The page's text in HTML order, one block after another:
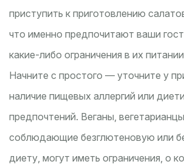
приступить к приготовлению
что именно предпочитают ваши
какие-либо ограничения в их
Начните с простого — уточните у
наличие пищевых аллергий или
предпочтений. Веганы,
соблюдающие безглютеновую или
диету, могут иметь ограничения, о